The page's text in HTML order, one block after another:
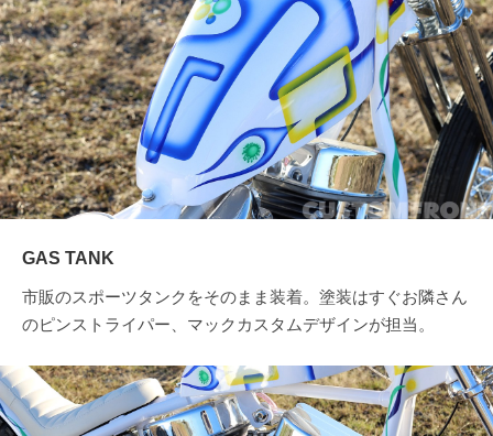
GAS TANK
市販のスポーツタンクをそのまま装着。塗装はすぐお隣さん
のピンストライパー、マックカスタムデザインが担当。